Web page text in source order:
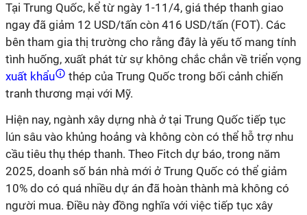
Tại Trung Quốc, kể từ ngày 1-11/4, giá thép thanh giao
ngay đã giảm 12 USD/tấn còn 416 USD/tấn (FOT). Các
bên tham gia thị trường cho rằng đây là yếu tố mang tính
tình huống, xuất phát từ sự không chắc chắn về triển vọng
xuất khẩu
thép của Trung Quốc trong bối cảnh chiến
tranh thương mại với Mỹ.
Hiện nay, ngành xây dựng nhà ở tại Trung Quốc tiếp tục
lún sâu vào khủng hoảng và không còn có thể hỗ trợ nhu
cầu tiêu thụ thép thanh. Theo Fitch dự báo, trong năm
2025, doanh số bán nhà mới ở Trung Quốc có thể giảm
10% do có quá nhiều dự án đã hoàn thành mà không có
người mua. Điều này đồng nghĩa với việc tiếp tục xây